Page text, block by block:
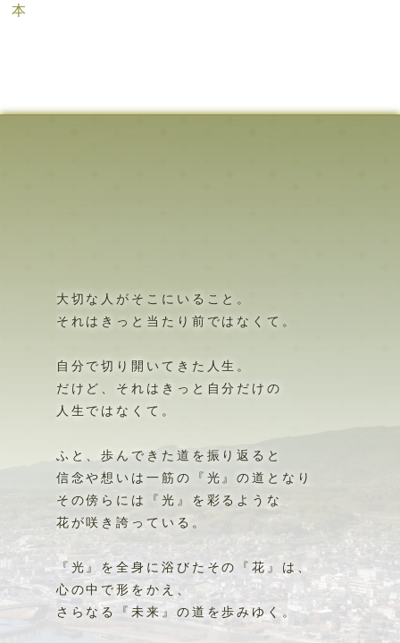
本
それはきっと当たり前ではなくて。
だけど、それはきっと自分だけの
人生ではなくて。
信念や想いは一筋の『光』の道となり
その傍らには『光』を彩るような
花が咲き誇っている。
『光』を全身に浴びたその『花』は、
心の中で形をかえ、
さらなる『未来』の道を歩みゆく。